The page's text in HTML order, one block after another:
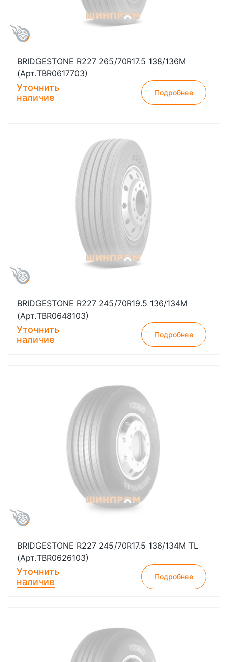
BRIDGESTONE R227 265/70R17.5 138/136M
(Арт.TBR0617703)
Уточнить
наличие
Подробнее
BRIDGESTONE R227 245/70R19.5 136/134M
(Арт.TBR0648103)
Уточнить
наличие
Подробнее
BRIDGESTONE R227 245/70R17.5 136/134M TL
(Арт.TBR0626103)
Уточнить
наличие
Подробнее